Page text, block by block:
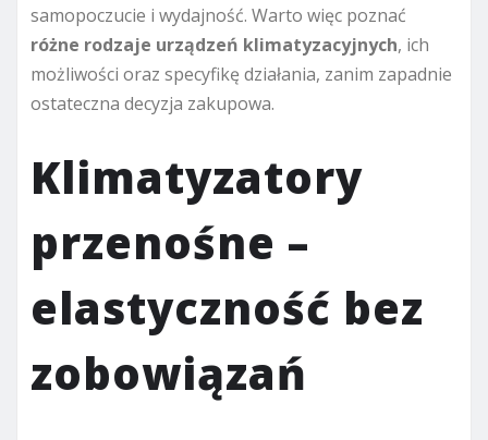
samopoczucie i wydajność. Warto więc poznać
różne rodzaje urządzeń klimatyzacyjnych, ich
możliwości oraz specyfikę działania, zanim zapadnie
ostateczna decyzja zakupowa.
Klimatyzatory
przenośne –
elastyczność bez
zobowiązań